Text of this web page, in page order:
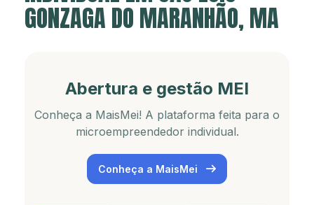
GONZAGA DO MARANHÃO, MA
Abertura e gestão MEI
Conheça a MaisMei! A plataforma feita para o
microempreendedor individual.
Conheça a MaisMei